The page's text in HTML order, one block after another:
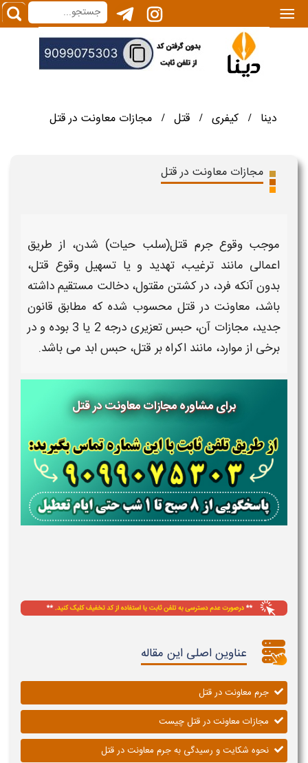
|||
دینا / کیفری / قتل / مجازات معاونت در قتل
مجازات معاونت در قتل
موجب وقوعجرم قتل(سلب حیات) شدن، از طریق
اعمالی مانند ترغیب، تهدید و یا تسهیل وقوع قتل،
بدون آنکه فرد، در کشتن مقتول، دخالت مستقیم داشته
باشد، معاونت در قتل محسوب شده که مطابق قانون
جدید، مجازات
آن، حبس تعزیری درجه 2 یا 3 بوده و در
برخی از موارد، مانند اکراه بر قتل، حبس ابد می باشد.
برای مشاوره مجازات معاونت در قتل
عناوین اصلی این مقاله
جرم معاونت در قتل
مجازات معاونت در قتل چیست
نحوه شکایت و رسیدگی به جرم معاونت در قتل